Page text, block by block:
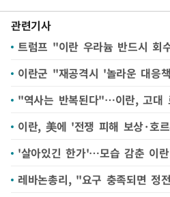
관련기사
이란, 美에 '전쟁 피해 보상·호